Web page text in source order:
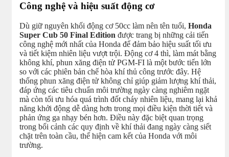
Công nghệ và hiệu suất động cơ
Dù giữ nguyên khối động cơ 50cc làm nên tên tuổi, Honda
Super Cub 50 Final Edition được trang bị những cải tiến
công nghệ mới nhất của Honda để đảm bảo hiệu suất tối ưu
và tiết kiệm nhiên liệu vượt trội. Động cơ 4 thì, làm mát bằng
không khí, phun xăng điện tử PGM-FI là một bước tiến lớn
so với các phiên bản chế hòa khí thủ công trước đây. Hệ
thống phun xăng điện tử không chỉ giúp giảm lượng khí thải,
đáp ứng các tiêu chuẩn môi trường ngày càng nghiêm ngặt
mà còn tối ưu hóa quá trình đốt cháy nhiên liệu, mang lại khả
năng khởi động dễ dàng hơn trong mọi điều kiện thời tiết và
phản ứng ga nhạy bén hơn. Điều này đặc biệt quan trọng
trong bối cảnh các quy định về khí thải đang ngày càng siết
chặt trên toàn cầu, thể hiện cam kết của Honda với môi
trường.